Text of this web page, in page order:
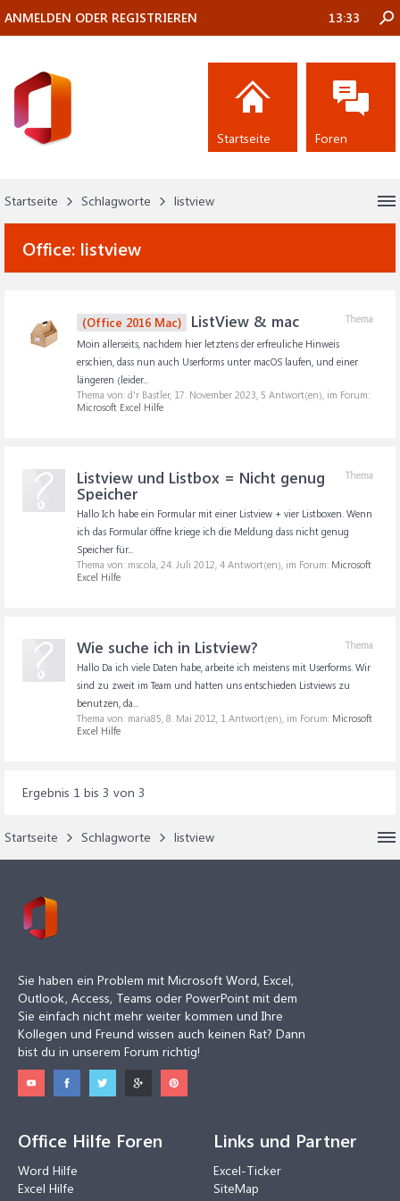
Startseite Schlagworte listview
Office: listview
Thema
(Office 2016 Mac) ListView & mac
Moin allerseits, nachdem hier letztens der erfreuliche Hinweis
erschien, dass nun auch Userforms unter macOS laufen, und einer
längeren (leider...
Thema von: d'r Bastler, 17. November 2023, 5 Antwort(en), im Forum:
Microsoft Excel Hilfe
Thema
Listview und Listbox = Nicht genug
Speicher
Hallo Ich habe ein Formular mit einer Listview + vier Listboxen. Wenn
ich das Formular öffne kriege ich die Meldung dass nicht genug
Speicher für...
Thema von: mscola, 24. Juli 2012, 4 Antwort(en), im Forum: Microsoft
Excel Hilfe
Thema
Wie suche ich in Listview?
Hallo Da ich viele Daten habe, arbeite ich meistens mit Userforms. Wir
sind zu zweit im Team und hatten uns entschieden Listviews zu
benutzen, da...
Thema von: maria85, 8. Mai 2012, 1 Antwort(en), im Forum: Microsoft
Excel Hilfe
Ergebnis 1 bis 3 von 3
Startseite Schlagworte listview
ANMELDEN ODER REGISTRIEREN 13:33
Startseite Foren
Sie haben ein Problem mit Microsoft Word, Excel,
Outlook, Access, Teams oder PowerPoint mit dem
Sie einfach nicht mehr weiter kommen und Ihre
Kollegen und Freund wissen auch keinen Rat? Dann
bist du in unserem Forum richtig!
Office Hilfe Foren
Word Hilfe
Excel Hilfe
Links und Partner
Excel-Ticker
SiteMap